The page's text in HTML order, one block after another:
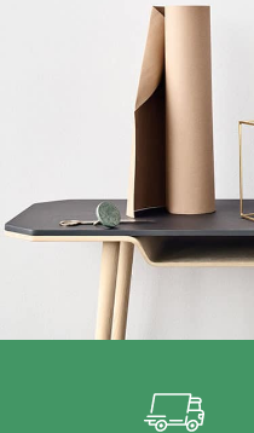
Leo uteu ullamcorper